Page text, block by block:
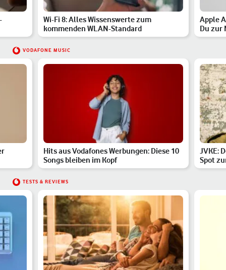
Wi-Fi 8: Alles Wissenswerte zum
kommenden WLAN-Standard
Apple
Du zur
VODAFONE MUSIC
Hits aus Vodafones Werbungen: Diese 10
Songs bleiben im Kopf
JVKE:
Spot
TESTS & REVIEWS